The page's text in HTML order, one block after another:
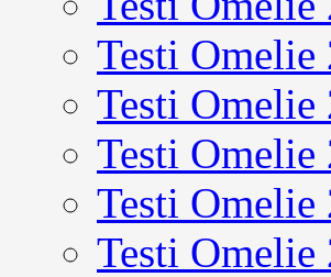
Testi Omelie
Testi Omelie
Testi Omelie
Testi Omelie
Testi Omelie